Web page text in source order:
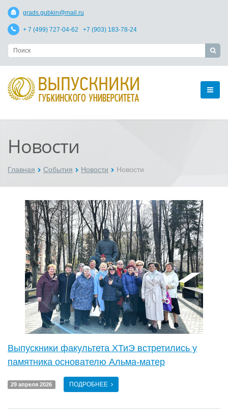
grads.gubkin@mail.ru
+ 7 (499) 727-04-62 +7 (903) 183-78-24
Новости
Главная События Новости Новости
Выпускники факультета ХТиЭ встретились у
памятника основателю Альма-матер
29 апреля 2026 ПОДРОБНЕЕ